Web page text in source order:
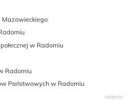
w Radomiu
Radomiu
Państwowych w Radomiu